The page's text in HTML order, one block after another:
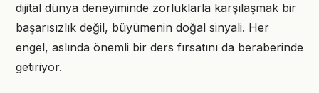
dijital dünya deneyiminde zorluklarla karşılaşmak bir
başarısızlık değil, büyümenin doğal sinyali. Her
engel, aslında önemli bir ders fırsatını da beraberinde
getiriyor.